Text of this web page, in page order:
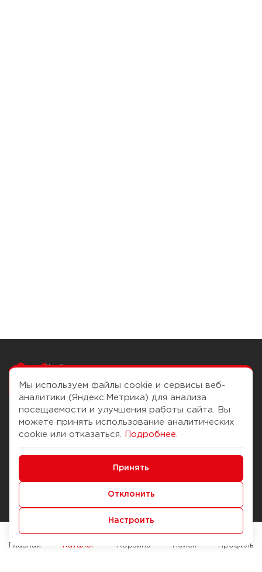
Чтобы вам легко
О компании
История Компании
Журнал
Наши марки
Брендирование
Помощь
Доставка и оплата
Способы оплаты
Служба контроля качества
Мы используем файлы cookie и сервисы веб-
аналитики (Яндекс.Метрика) для анализа
посещаемости и улучшения работы сайта. Вы
можете принять использование аналитических
cookie или отказаться.
Подробнее
Принять
Отклонить
Настроить
Главная Каталог Корзина Поиск Профиль